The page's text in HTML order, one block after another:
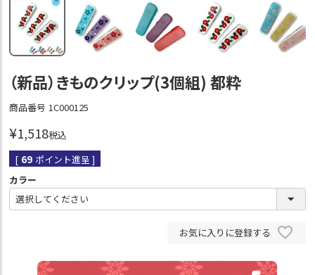
（新品）きものクリップ(3個組) 都粋
商品番号 1C000125
¥1,518税込
[ 69 ポイント進呈 ]
カラー
お気に入りに登録する